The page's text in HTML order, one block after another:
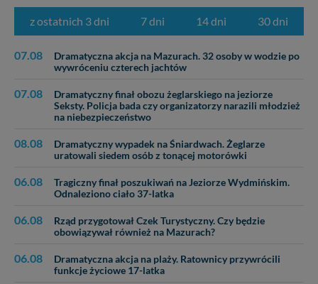
z ostatnich 3 dni 7 dni 14 dni 30 dni
07.08
Dramatyczna akcja na Mazurach. 32 osoby w wodzie po
wywróceniu czterech jachtów
07.08
Dramatyczny finał obozu żeglarskiego na jeziorze
Seksty. Policja bada czy organizatorzy narazili młodzież
na niebezpieczeństwo
08.08
Dramatyczny wypadek na Śniardwach. Żeglarze
uratowali siedem osób z tonącej motorówki
06.08
Tragiczny finał poszukiwań na Jeziorze Wydmińskim.
Odnaleziono ciało 37-latka
06.08
Rząd przygotował Czek Turystyczny. Czy będzie
obowiązywał również na Mazurach?
06.08
Dramatyczna akcja na plaży. Ratownicy przywrócili
funkcje życiowe 17-latka
Administratorem Twoich danych jest: Agencja
Wiejska 17, 11-500 Giżycko. Możesz z nami
skontaktować się za pośrednictwem tej
W każdej chwili możesz: zażądać dostępu do swoich
danych, zażądać ich poprawienia lub usunięcia,
zabronić ich przetwarzania. Pamiętaj jednak, że nie
zawsze jest możliwe techniczne zrealizowanie Twoich
praw w odniesieniu do informacji zawartych w plikach
tych plików - w pewnych przypadkach nie możemy tego
zrobić za Ciebie.
Dziękujemy, i życzmy miłego odkrywania Mazur na
nowo...